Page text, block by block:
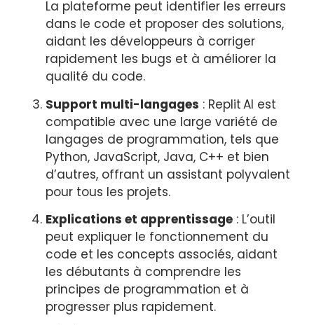
La plateforme peut identifier les erreurs
dans le code et proposer des solutions,
aidant les développeurs à corriger
rapidement les bugs et à améliorer la
qualité du code.
Support multi-langages : Replit AI est
compatible avec une large variété de
langages de programmation, tels que
Python, JavaScript, Java, C++ et bien
d’autres, offrant un assistant polyvalent
pour tous les projets.
Explications et apprentissage : L’outil
peut expliquer le fonctionnement du
code et les concepts associés, aidant
les débutants à comprendre les
principes de programmation et à
progresser plus rapidement.